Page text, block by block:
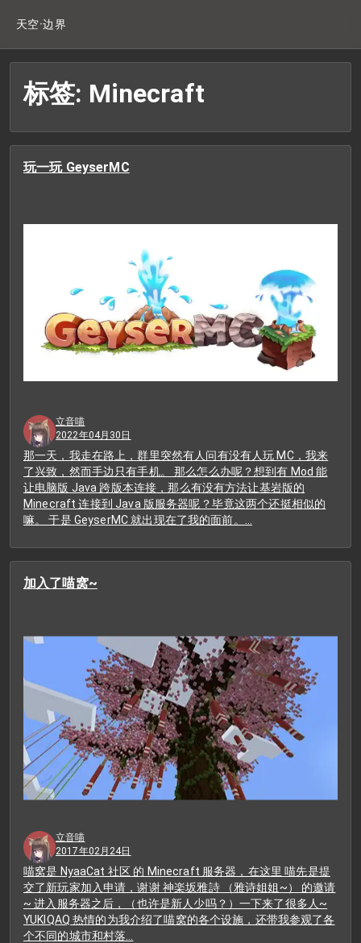
天空·边界
标签: Minecraft
玩一玩 GeyserMC
立音喵
2022年04月30日
那一天，我走在路上，群里突然有人问有没有人玩 MC，我来
了兴致，然而手边只有手机。 那么怎么办呢？想到有 Mod 能
让电脑版 Java 跨版本连接，那么有没有方法让基岩版的
Minecraft 连接到 Java 版服务器呢？毕竟这两个还挺相似的
嘛。 于是 GeyserMC 就出现在了我的面前。…
加入了喵窝~
立音喵
2017年02月24日
喵窝是 NyaaCat 社区 的 Minecraft 服务器，在这里 喵先是提
交了新玩家加入申请，谢谢 神楽坂雅詩 （雅诗姐姐~） 的邀请
~ 进入服务器之后，（也许是新人少吗？）一下来了很多人~
YUKIQAQ 热情的为我介绍了喵窝的各个设施，还带我参观了各
个不同的城市和村落…